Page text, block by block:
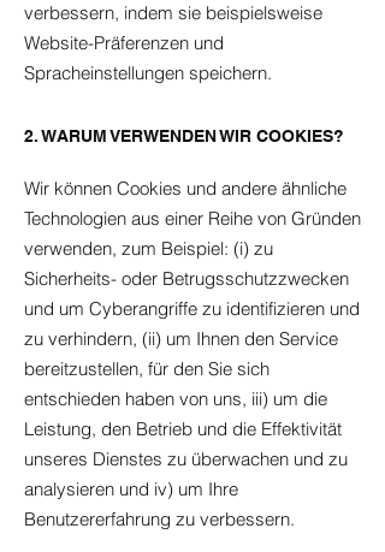
verbessern, indem sie beispielsweise
Website-Präferenzen und
Spracheinstellungen speichern.
2. WARUM VERWENDEN WIR COOKIES?
Wir können Cookies und andere ähnliche
Technologien aus einer Reihe von Gründen
verwenden, zum Beispiel: (i) zu
Sicherheits- oder Betrugsschutzzwecken
und um Cyberangriffe zu identifizieren und
zu verhindern, (ii) um Ihnen den Service
bereitzustellen, für den Sie sich
entschieden haben von uns, iii) um die
Leistung, den Betrieb und die Effektivität
unseres Dienstes zu überwachen und zu
analysieren und iv) um Ihre
Benutzererfahrung zu verbessern.